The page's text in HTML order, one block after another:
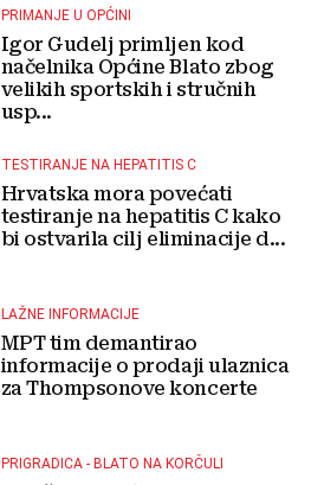
PRIMANJE U OPĆINI
Igor Gudelj primljen kod
načelnika Općine Blato zbog
velikih sportskih i stručnih
usp...
TESTIRANJE NA HEPATITIS C
Hrvatska mora povećati
testiranje na hepatitis C kako
bi ostvarila cilj eliminacije d...
LAŽNE INFORMACIJE
MPT tim demantirao
informacije o prodaji ulaznica
za Thompsonove koncerte
PRIGRADICA - BLATO NA KORČULI